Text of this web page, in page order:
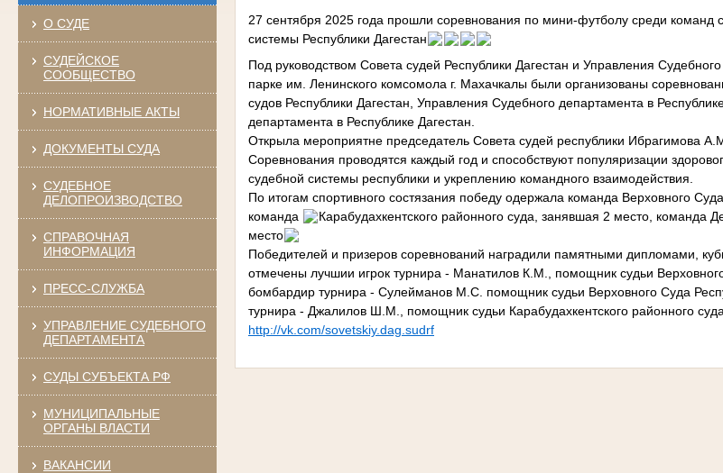
О СУДЕ
СУДЕЙСКОЕ
СООБЩЕСТВО
НОРМАТИВНЫЕ АКТЫ
ДОКУМЕНТЫ СУДА
СУДЕБНОЕ
ДЕЛОПРОИЗВОДСТВО
СПРАВОЧНАЯ
ИНФОРМАЦИЯ
ПРЕСС-СЛУЖБА
УПРАВЛЕНИЕ СУДЕБНОГО
ДЕПАРТАМЕНТА
СУДЫ СУБЪЕКТА РФ
МУНИЦИПАЛЬНЫЕ
ОРГАНЫ ВЛАСТИ
ВАКАНСИИ
27 сентября 2025 года прошли соревнования по мини-футболу среди команд
системы Республики Дагестан
Под руководством Совета судей Республики Дагестан и Управления
парке им. Ленинского комсомола г. Махачкалы были организованы
судов Республики Дагестан, Управления Судебного департамента в
департамента в Республике Дагестан.
Открыла мероприятне председатель Совета судей республики Ибрагимова
Соревнования проводятся каждый год и способствуют популяризации
судебной системы республики и укреплению командного взаимодействия.
По итогам спортивного состязания победу одержала команда Верховного
команда
Карабудахкентского районного суда, занявшая 2 место, команда
место
Победителей и призеров соревнований наградили памятными дипломами,
отмечены лучшии игрок турнира - Манатилов К.М., помощник судьи
бомбардир турнира - Сулейманов М.С. помощник судьи Верховного Суда
турнира - Джалилов Ш.М., помощник судьи Карабудахкентского районного суда.
http://vk.com/sovetskiy.dag.sudrf